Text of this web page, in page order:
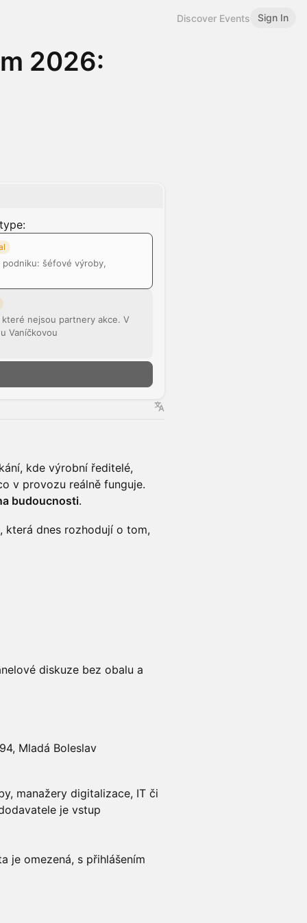
Discover Events Sign In
2026:
podniku: šéfové výroby,
nejsou partnery akce. V
Vaníčkovou
kde výrobní ředitelé,
v provozu reálně funguje.
budoucnosti.
která dnes rozhodují o tom,
diskuze bez obalu a
Mladá Boleslav
manažery digitalizace, IT či
je vstup
je omezená, s přihlášením